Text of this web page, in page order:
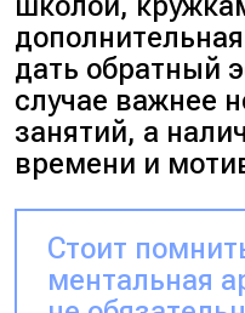
дать обратный
случае важнее
занятий, а
времени и
Стоит
ментальная